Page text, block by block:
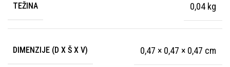
TEŽINA 0,04 kg
DIMENZIJE (D X Š X V) 0,47 × 0,47 × 0,47 cm